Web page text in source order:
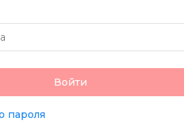
Войти
пароля